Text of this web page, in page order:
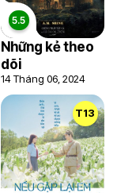
Những kẻ theo
dõi
14 Tháng 06, 2024
T13